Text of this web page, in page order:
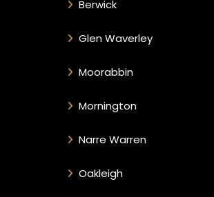
Berwick
Glen Waverley
Moorabbin
Mornington
Narre Warren
Oakleigh